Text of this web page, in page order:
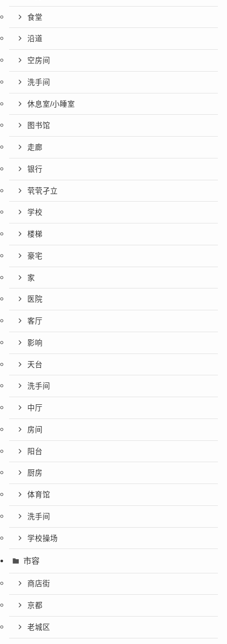
食堂
沿道
空房间
洗手间
休息室/小睡室
图书馆
走廊
银行
茕茕孑立
学校
楼梯
豪宅
家
医院
客厅
影响
天台
洗手间
中厅
房间
阳台
厨房
体育馆
洗手间
学校操场
市容
商店街
京都
老城区